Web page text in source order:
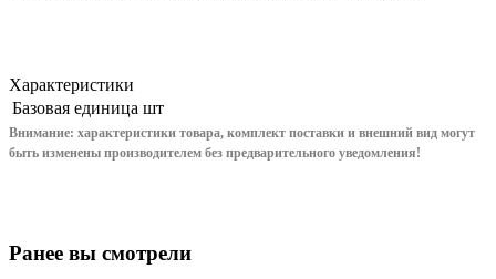
Характеристики
Базовая единица шт
Внимание: характеристики товара, комплект поставки и внешний вид могут
быть изменены производителем без предварительного уведомления!
Ранее вы смотрели